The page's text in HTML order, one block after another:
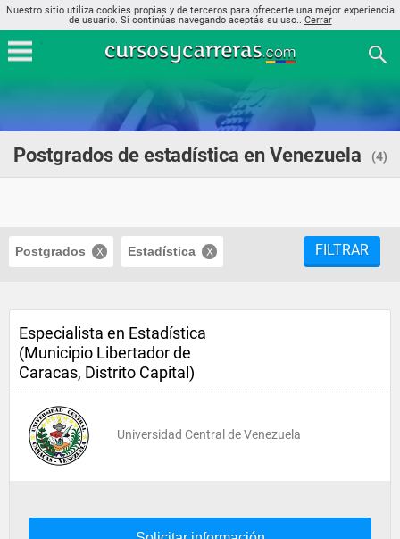
Nuestro sitio utiliza cookies propias y de terceros para ofrecerte una mejor experiencia
de usuario. Si continúas navegando aceptás su uso.. Cerrar
Postgrados de estadística en Venezuela (4)
Postgrados Estadística FILTRAR
Especialista en Estadística
(Municipio Libertador de
Caracas, Distrito Capital)
Universidad Central de Venezuela